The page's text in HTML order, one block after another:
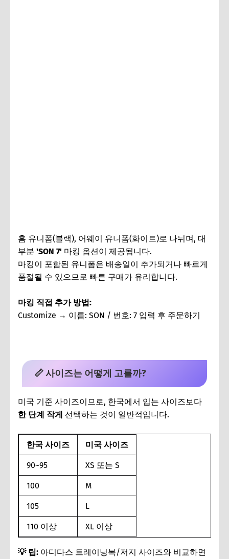
홈 유니폼(블랙), 어웨이 유니폼(화이트)로 나뉘며, 대
부분 'SON 7' 마킹 옵션이 제공됩니다.
마킹이 포함된 유니폼은 배송일이 추가되거나 빠르게
품절될 수 있으므로 빠른 구매가 유리합니다.
마킹 직접 추가 방법:
Customize → 이름: SON / 번호: 7 입력 후 주문하기
📏 사이즈는 어떻게 고를까?
미국 기준 사이즈이므로, 한국에서 입는 사이즈보다
한 단계 작게 선택하는 것이 일반적입니다.
한국 사이즈 미국 사이즈
90~95 XS 또는 S
100 M
105 L
110 이상 XL 이상
💡 팁: 아디다스 트레이닝복/저지 사이즈와 비교하면